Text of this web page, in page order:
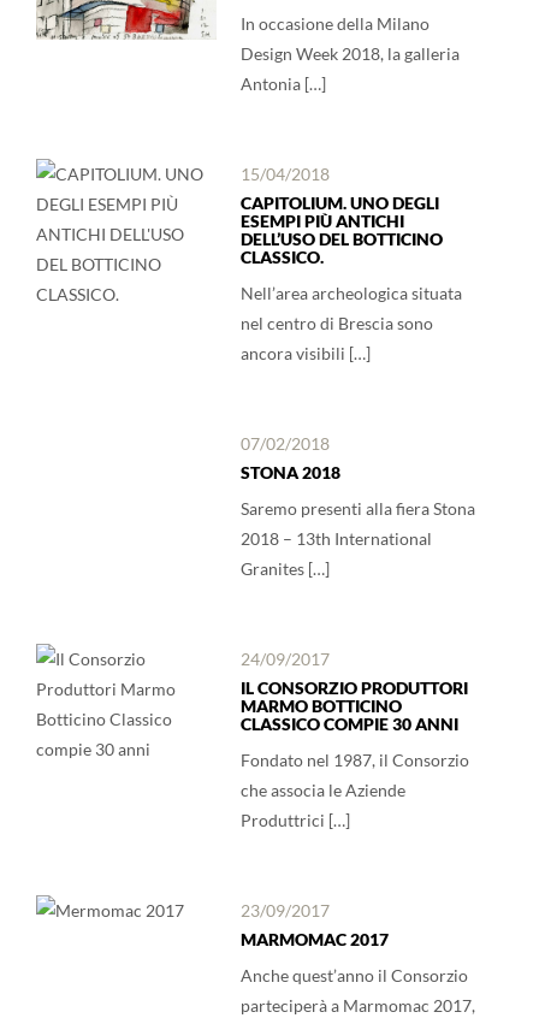
In occasione della Milano
Design Week 2018, la galleria
Antonia […]
15/04/2018
CAPITOLIUM. UNO DEGLI
ESEMPI PIÙ ANTICHI
DELL’USO DEL BOTTICINO
CLASSICO.
Nell’area archeologica situata
nel centro di Brescia sono
ancora visibili […]
07/02/2018
STONA 2018
Saremo presenti alla fiera Stona
2018 – 13th International
Granites […]
24/09/2017
IL CONSORZIO PRODUTTORI
MARMO BOTTICINO
CLASSICO COMPIE 30 ANNI
Fondato nel 1987, il Consorzio
che associa le Aziende
Produttrici […]
23/09/2017
MARMOMAC 2017
Anche quest’anno il Consorzio
parteciperà a Marmomac 2017,